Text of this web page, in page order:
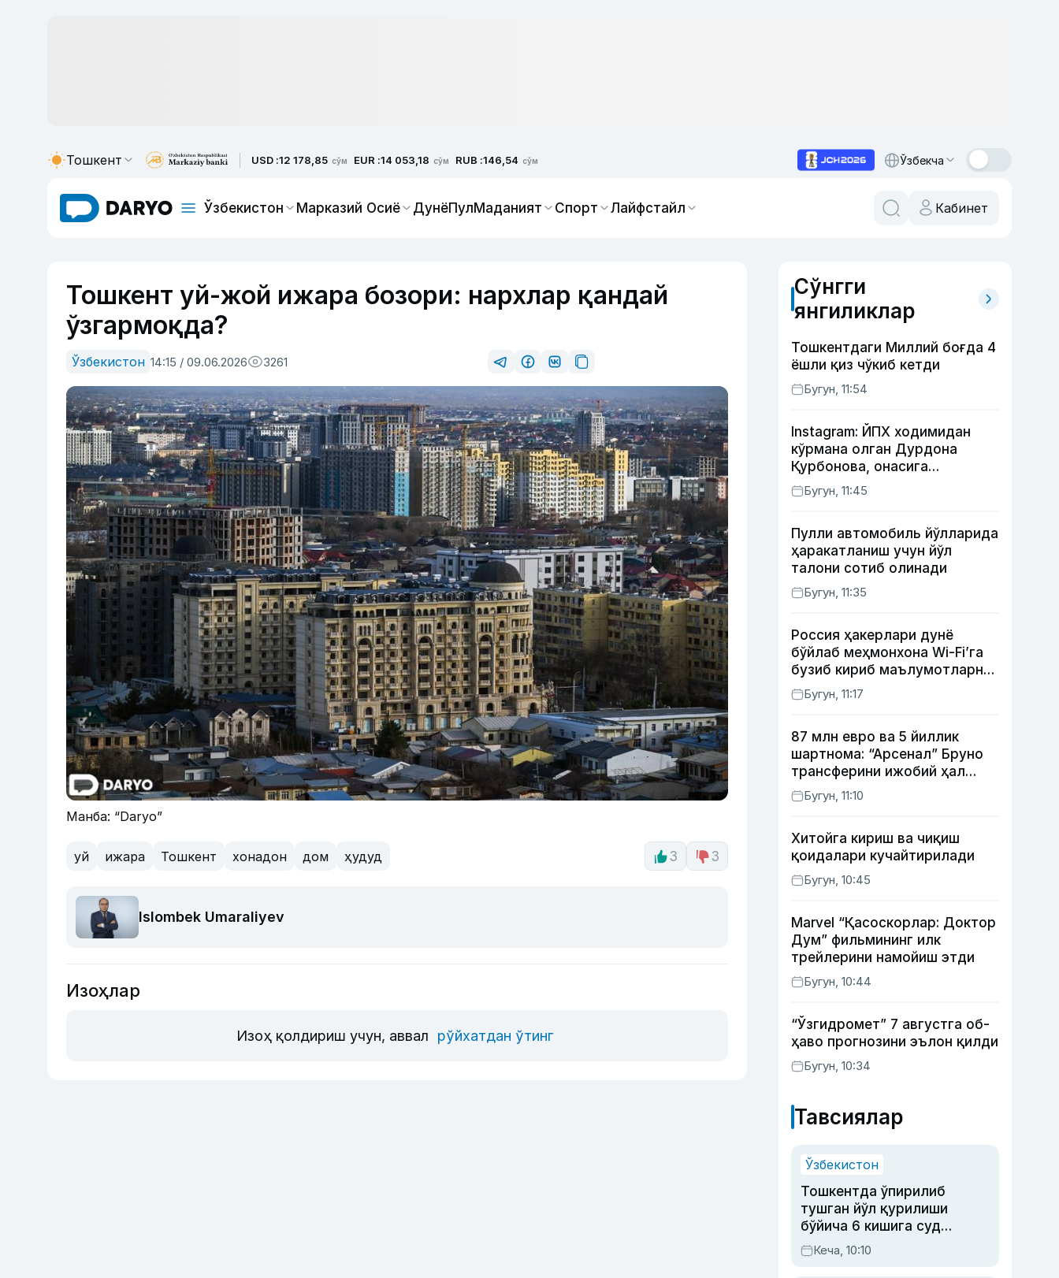
Тошкент USD :12 178,85 сўм EUR :14 053,18 сўм RUB :146,54 сўм Ўзбекча
Ўзбекистон Марказий Осиё ДунёПулМаданият Спорт Лайфстайл Кабинет
Тошкент уй-жой ижара бозори: нархлар қандай
ўзгармоқда?
Ўзбекистон 14:15 / 09.06.2026 3261
Манба: “Daryo”
уй ижара Тошкент хонадон дом ҳудуд 3 3
Islombek Umaraliyev
Изоҳлар
Изоҳ қолдириш учун, аввал рўйхатдан ўтинг
Сўнгги
янгиликлар
Тошкентдаги Миллий боғда 4
ёшли қиз чўкиб кетди
Бугун, 11:54
Instagram: ЙПХ ходимидан
кўрмана олган Дурдона
Қурбонова, онасига
кутилмаган совға тайёрлаган
Умид винес, хонанда Райҳон
Бугун, 11:45
Пулли автомобиль йўлларида
ҳаракатланиш учун йўл
талони сотиб олинади
Бугун, 11:35
Россия ҳакерлари дунё
бўйлаб меҳмонхона Wi-Fi’га
бузиб кириб маълумотларни
ўғирламоқда — Microsoft
Бугун, 11:17
87 млн евро ва 5 йиллик
шартнома: “Арсенал” Бруно
трансферини ижобий ҳал
қилди
Бугун, 11:10
Хитойга кириш ва чиқиш
қоидалари кучайтирилади
Бугун, 10:45
Marvel “Қасоскорлар: Доктор
Дум” фильмининг илк
трейлерини намойиш этди
Бугун, 10:44
“Ўзгидромет” 7 августга об-
ҳаво прогнозини эълон қилди
Бугун, 10:34
Тавсиялар
Ўзбекистон
Тошкентда ўпирилиб
тушган йўл қурилиши
бўйича 6 кишига суд
ҳукми ўқилди
Кеча, 10:10